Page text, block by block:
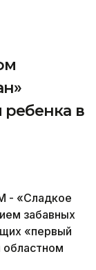
в
- «Сладкое
забавных
«первый
областном